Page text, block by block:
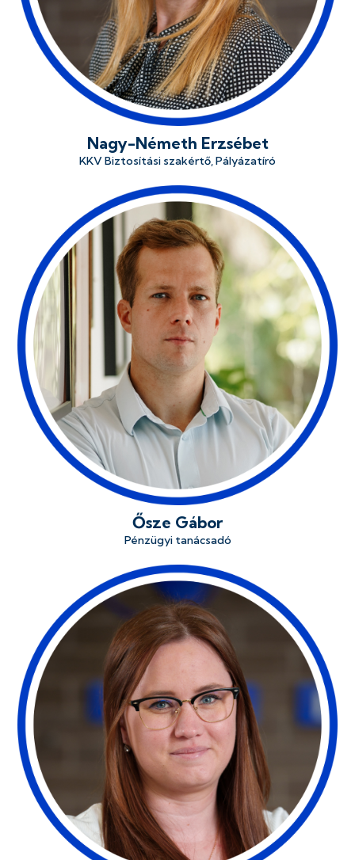
Nagy-Németh Erzsébet
KKV Biztosítási szakértő, Pályázatíró
Ősze Gábor
Pénzügyi tanácsadó